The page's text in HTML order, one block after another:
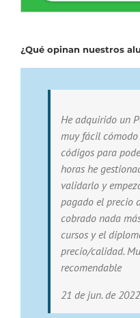
¿Qué opinan nuestros
He adquirido un
muy fácil
códigos para
horas he
validarlo y
pagado el precio
cobrado nada
cursos y el
precio/calidad.
recomendable
21 de jun. de 2022